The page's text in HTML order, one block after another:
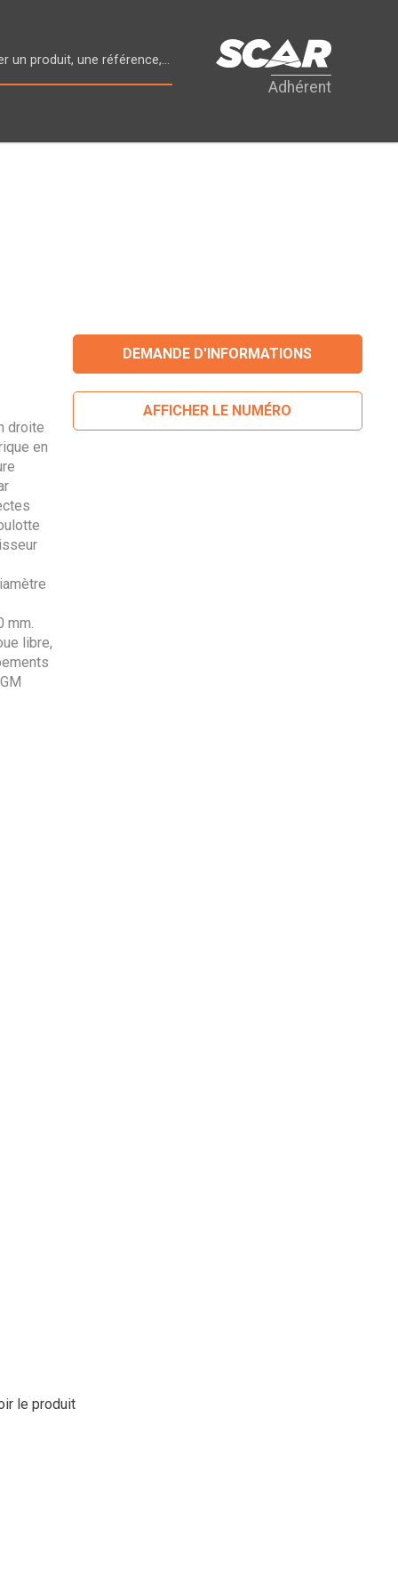
Adhérent
droite
en
mm.
libre,
DEMANDE D'INFORMATIONS
AFFICHER LE NUMÉRO
le produit